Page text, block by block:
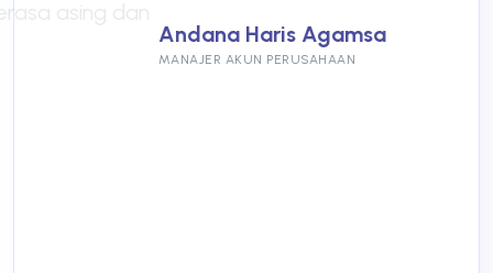
Andana Haris Agamsa
MANAJER AKUN PERUSAHAAN